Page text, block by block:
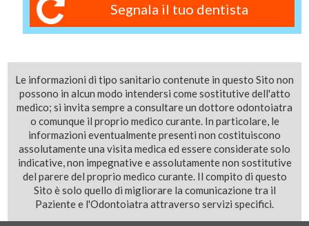
Segnala il tuo dentista
Le informazioni di tipo sanitario contenute in questo Sito non
possono in alcun modo intendersi come sostitutive dell'atto
medico; si invita sempre a consultare un dottore odontoiatra
o comunque il proprio medico curante. In particolare, le
informazioni eventualmente presenti non costituiscono
assolutamente una visita medica ed essere considerate solo
indicative, non impegnative e assolutamente non sostitutive
del parere del proprio medico curante. Il compito di questo
Sito è solo quello di migliorare la comunicazione tra il
Paziente e l'Odontoiatra attraverso servizi specifici.